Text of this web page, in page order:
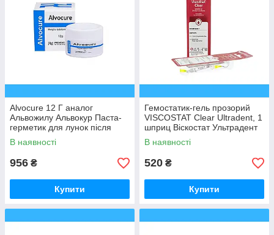
Alvocure 12 Г аналог
Альвожилу Альвокур Паста-
герметик для лунок після
видалення
В наявності
956 ₴
Купити
Гемостатик-гель прозорий
VISCOSTAT Clear Ultradent, 1
шприц Віскостат Ультрадент
В наявності
520 ₴
Купити